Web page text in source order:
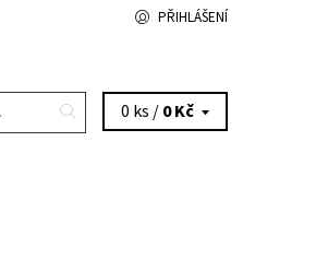
PŘIHLÁŠENÍ
0 ks /0 Kč